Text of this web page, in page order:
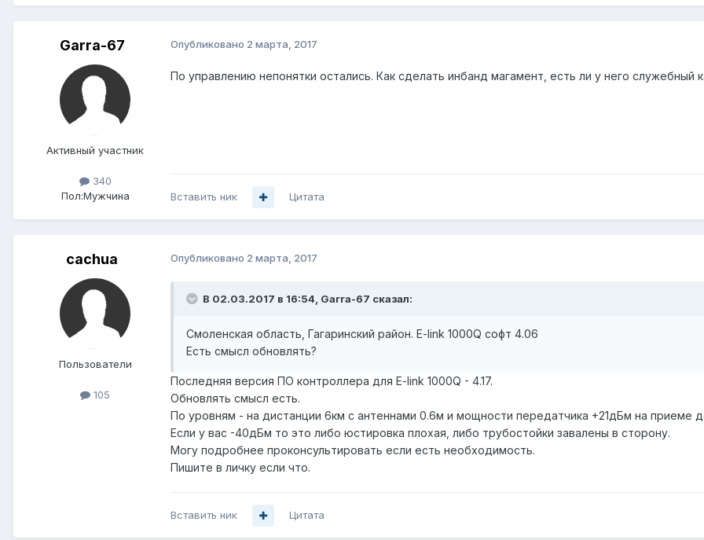
Garra-67
Активный участник
340
Пол:Мужчина
Опубликовано 2 марта, 2017
По управлению непонятки остались. Как сделать инбанд магамент, есть ли у него служебный
Вставить ник Цитата
cachua
Пользователи
105
Опубликовано 2 марта, 2017
В 02.03.2017 в 16:54, Garra-67 сказал:
Смоленская область, Гагаринский район. E-link 1000Q софт 4.06
Есть смысл обновлять?
Последняя версия ПО контроллера для E-link 1000Q - 4.17.
Обновлять смысл есть.
По уровням - на дистанции 6км с антеннами 0.6м и мощности передатчика +21дБм на приеме
Если у вас -40дБм то это либо юстировка плохая, либо трубостойки завалены в сторону.
Могу подробнее проконсультировать если есть необходимость.
Пишите в личку если что.
Вставить ник Цитата